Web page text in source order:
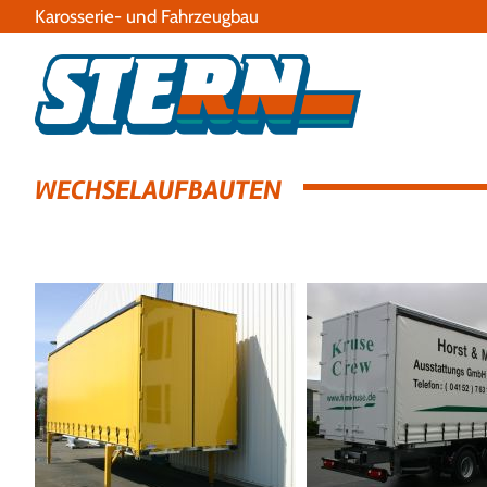
Karosserie- und Fahrzeugbau
WECHSELAUFBAUTEN